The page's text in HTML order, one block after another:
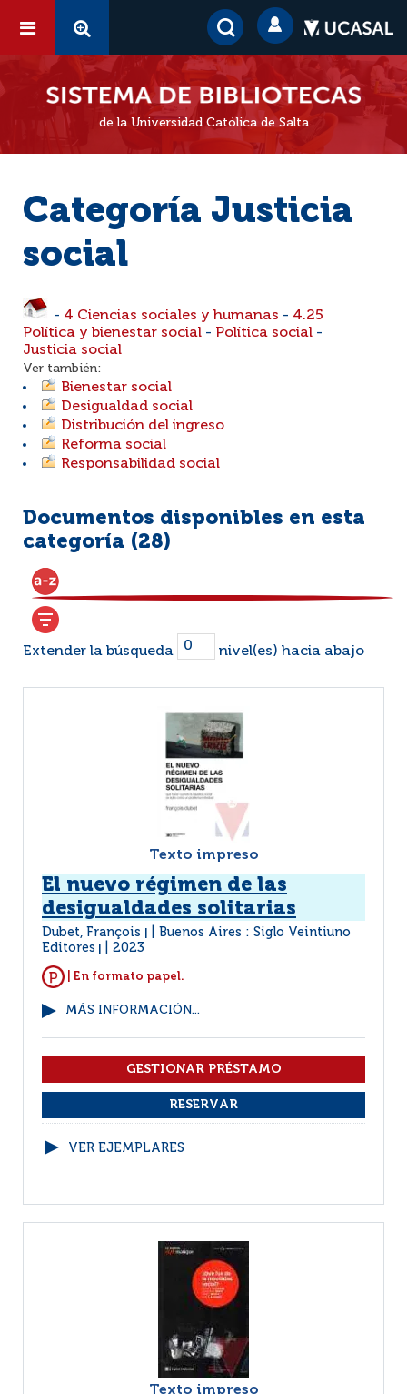
de la Universidad Católica de Salta
Categoría Justicia
social
- 4 Ciencias sociales y humanas - 4.25
Política y bienestar social - Política social -
Justicia social
Ver también:
Bienestar social
Desigualdad social
Distribución del ingreso
Reforma social
Responsabilidad social
Documentos disponibles en esta
categoría (28)
Extender la búsqueda nivel(es) hacia abajo
Texto impreso
El nuevo régimen de las
desigualdades solitarias
Dubet, François
Buenos Aires : Siglo Veintiuno
Editores
2023
| En formato papel.
MÁS INFORMACIÓN...
VER EJEMPLARES
Texto impreso